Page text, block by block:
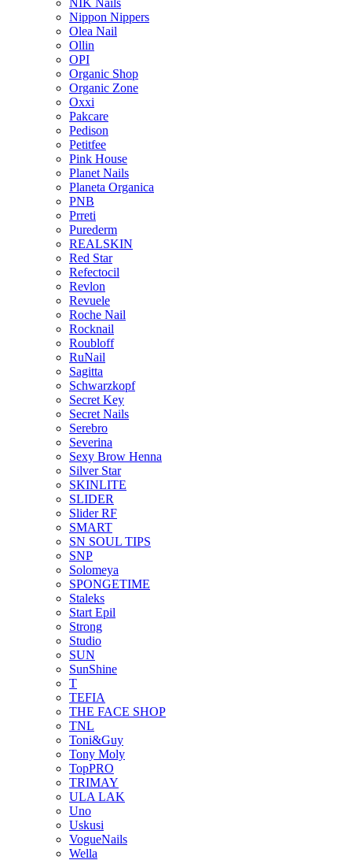
NIK Nails
Nippon Nippers
Olea Nail
Ollin
OPI
Organic Shop
Organic Zone
Oxxi
Pakcare
Pedison
Petitfee
Pink House
Planet Nails
Planeta Organica
PNB
Prreti
Purederm
REALSKIN
Red Star
Refectocil
Revlon
Revuele
Roche Nail
Rocknail
Roubloff
RuNail
Sagitta
Schwarzkopf
Secret Key
Secret Nails
Serebro
Severina
Sexy Brow Henna
Silver Star
SKINLITE
SLIDER
Slider RF
SMART
SN SOUL TIPS
SNP
Solomeya
SPONGETIME
Staleks
Start Epil
Strong
Studio
SUN
SunShine
T
TEFIA
THE FACE SHOP
TNL
Toni&Guy
Tony Moly
TopPRO
TRIMAY
ULA LAK
Uno
Uskusi
VogueNails
Wella